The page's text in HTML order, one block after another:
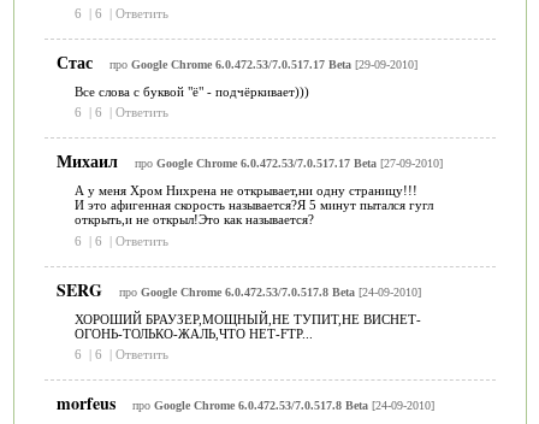
6
| 6 | Ответить
Стас про Google Chrome 6.0.472.53/7.0.517.17 Beta[29-09-2010]
Все слова с буквой "ё" - подчёркивает)))
6
| 6 | Ответить
Михаил про Google Chrome 6.0.472.53/7.0.517.17 Beta[27-09-2010]
А у меня Хром Нихрена не открывает,ни одну страницу!!!
И это афигенная скорость называется?Я 5 минут пытался гугл
открыть,и не открыл!Это как называется?
6
| 6 | Ответить
SERG про Google Chrome 6.0.472.53/7.0.517.8 Beta[24-09-2010]
ХОРОШИЙ БРАУЗЕР,МОЩНЫЙ,НЕ ТУПИТ,НЕ ВИСНЕТ-
ОГОНЬ-ТОЛЬКО-ЖАЛЬ,ЧТО НЕТ-FTP...
6
| 6 | Ответить
morfeus про Google Chrome 6.0.472.53/7.0.517.8 Beta[24-09-2010]